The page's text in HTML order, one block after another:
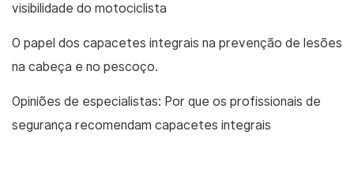
visibilidade do motociclista
O papel dos capacetes integrais na prevenção de lesões
na cabeça e no pescoço.
Opiniões de especialistas: Por que os profissionais de
segurança recomendam capacetes integrais